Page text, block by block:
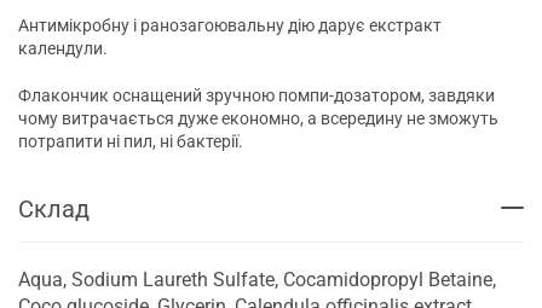
Антимікробну і ранозагоювальну дію дарує екстракт
календули.
Флакончик оснащений зручною помпи-дозатором, завдяки
чому витрачається дуже економно, а всередину не зможуть
потрапити ні пил, ні бактерії.
Склад
Aqua, Sodium Laureth Sulfate, Cocamidopropyl Betaine,